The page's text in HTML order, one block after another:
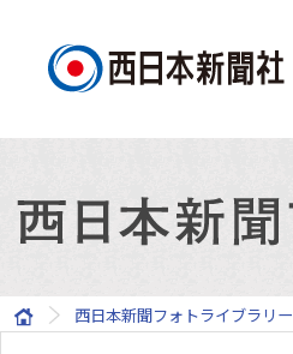
西日本新聞フォトライブラリー